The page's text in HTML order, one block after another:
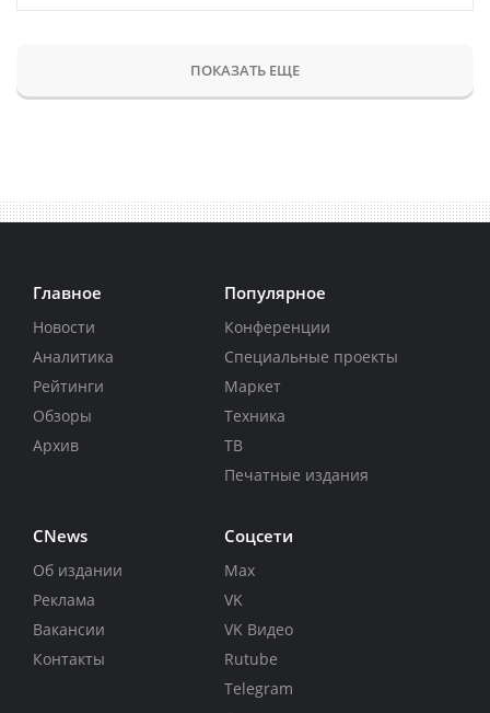
ПОКАЗАТЬ ЕЩЕ
Главное
Новости
Аналитика
Рейтинги
Обзоры
Архив
Популярное
Конференции
Специальные проекты
Маркет
Техника
ТВ
Печатные издания
CNews
Об издании
Реклама
Вакансии
Контакты
Соцсети
Max
VK
VK Видео
Rutube
Telegram